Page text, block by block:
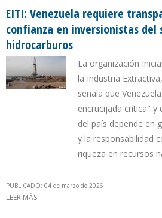
EITI: Venezuela requiere
confianza en inversionistas del
hidrocarburos
La organización
la Industria
señala que
encrucijada crítica" y
del país depende en
y la responsabilidad
riqueza en recursos
PUBLICADO: 04 de marzo de 2026
LEER MÁS